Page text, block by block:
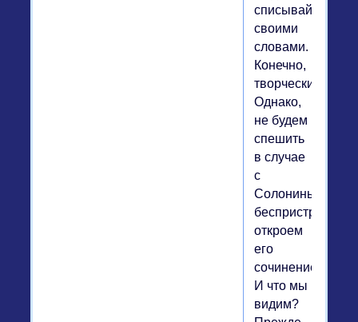
списывай
своими
словами.
Конечно,
творчески.
Однако,
не будем
спешить
в случае
с
Солониным,
беспристрастно
откроем
его
сочинение.
И что мы
видим?